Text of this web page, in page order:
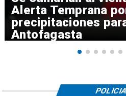
Alerta Temprana
precipitaciones
Antofagasta